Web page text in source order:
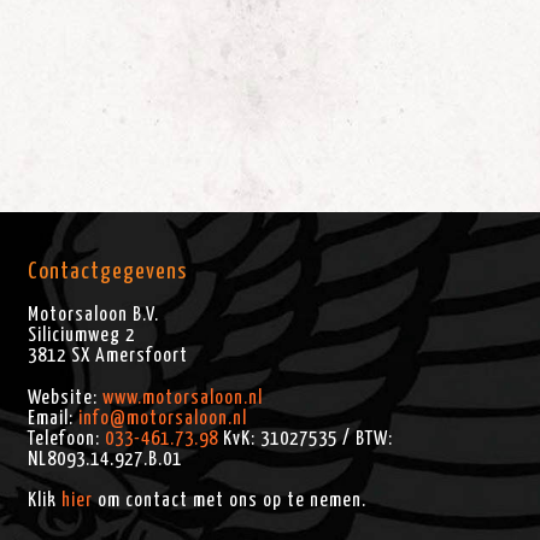
Contactgegevens
Motorsaloon B.V.
Siliciumweg 2
3812 SX Amersfoort
Website:www.motorsaloon.nl
Email:info@motorsaloon.nl
Telefoon: 033-461.73.98 KvK: 31027535 / BTW:
NL8093.14.927.B.01
Klik hierom contact met ons op te nemen.